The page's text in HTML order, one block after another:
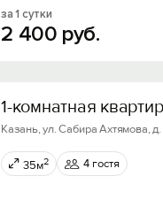
за 1 сутки
2 400 руб.
1-комнатная
Казань, ул. Сабира Ахтямова, д.
35м2 4 гостя